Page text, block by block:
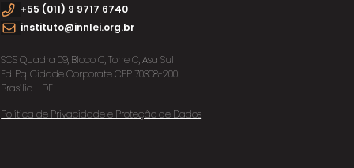
+55 (011) 9 9717 6740
instituto@innlei.org.br
SCS Quadra 09, Bloco C, Torre C, Asa Sul
Ed. Pq. Cidade Corporate CEP 70308-200
Brasília - DF
Política de Privacidade e Proteção de Dados